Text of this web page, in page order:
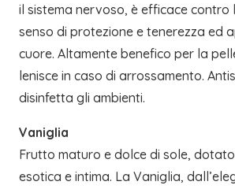
il sistema nervoso, è efficace contro
senso di protezione e tenerezza ed
cuore. Altamente benefico per la
lenisce in caso di arrossamento.
disinfetta gli ambienti.
Vaniglia
Frutto maturo e dolce di sole, dotato
esotica e intima. La Vaniglia,